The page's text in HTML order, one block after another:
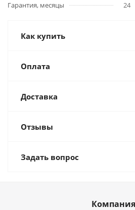
Гарантия, месяцы
24
Как купить
Оплата
Доставка
Отзывы
Задать вопрос
Компания